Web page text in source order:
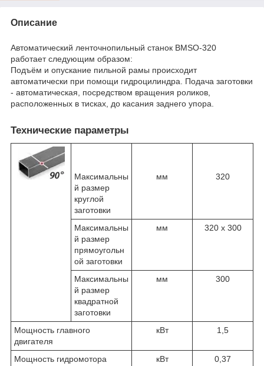
Описание
Автоматический ленточнопильный станок BMSO-320
работает следующим образом:
Подъём и опускание пильной рамы происходит
автоматически при помощи гидроцилиндра. Подача заготовки
- автоматическая, посредством вращения роликов,
расположенных в тисках, до касания заднего упора.
Технические параметры
Максимальны
й размер
круглой
заготовки
мм 320
Максимальны
й размер
прямоугольн
ой заготовки
мм 320 x 300
Максимальны
й размер
квадратной
заготовки
мм 300
Мощность главного
двигателя
кВт 1,5
Мощность гидромотора кВт
0,37